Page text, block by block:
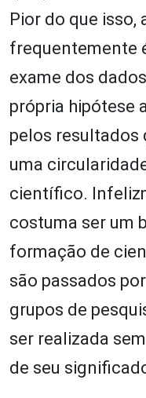
Pior do que isso,
frequentemente
exame dos
própria hipótese
pelos resultados
uma
científico.
costuma ser um
formação de
são passados
grupos de
ser realizada
de seu